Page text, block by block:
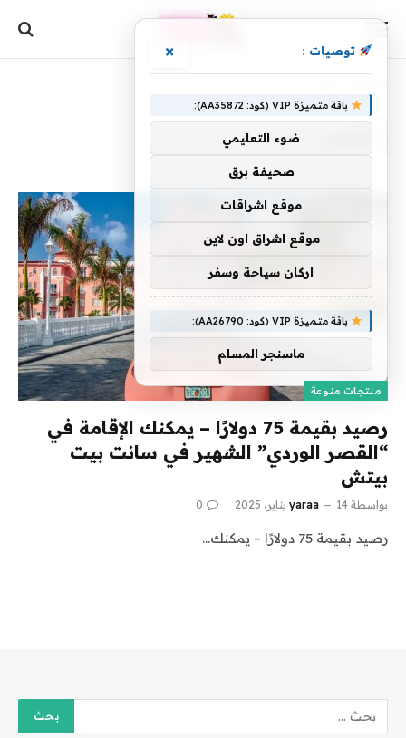
منتجات منوعة
رصيد بقيمة 75 دولارًا – يمكنك الإقامة في
“القصر الوردي” الشهير في سانت بيت
بيتش
بواسطة yaraa 14 يناير، 2025 0
رصيد بقيمة 75 دولارًا – يمكنك…
توصيات : ×
باقة متميزة VIP (كود: AA35872):
ضوء التعليمي
صحيفة برق
موقع اشراقات
موقع اشراق اون لاين
اركان سياحة وسفر
باقة متميزة VIP (كود: AA26790):
ماسنجر المسلم